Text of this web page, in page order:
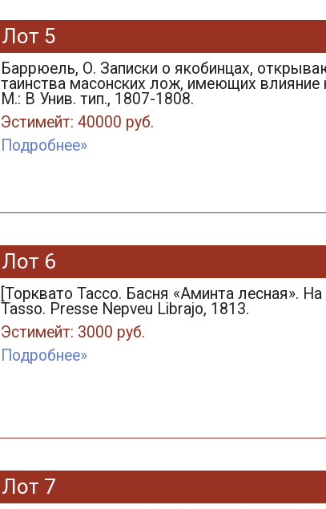
Лот 5
Баррюель, О. Записки о якобинцах,
таинства масонских лож, имеющих
М.: В Унив. тип., 1807-1808.
Эстимейт: 40000 руб.
Подробнее»
Лот 6
[Торквато Тассо. Басня «Аминта лесная».
Tasso. Presse Nepveu Librajo, 1813.
Эстимейт: 3000 руб.
Подробнее»
Лот 7